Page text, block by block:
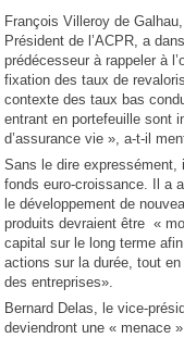
François Villeroy de
Président de l’ACPR, a
prédécesseur à rappeler à
fixation des taux de
contexte des taux bas
entrant en portefeuille sont
d’assurance vie », a-t-il
Sans le dire expressément,
fonds euro-croissance. Il a
le développement de
produits devraient être «
capital sur le long terme
actions sur la durée, tout
des entreprises».
Bernard Delas, le vice-
deviendront une « menace